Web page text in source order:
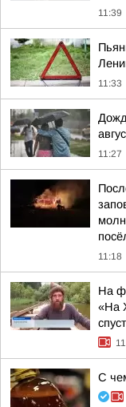
11:39
11:33
11:27
11:18
На
«На
С